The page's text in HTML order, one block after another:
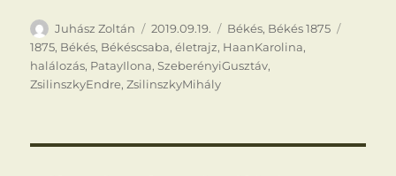
Szerző
Juhász Zoltán Közzétéve
2019.09.19. Kategória
Békés, Békés 1875
1875, Békés, Békéscsaba,életrajz, HaanKarolina,
halálozás, PatayIlona,SzeberényiGusztáv,
ZsilinszkyEndre,ZsilinszkyMihály